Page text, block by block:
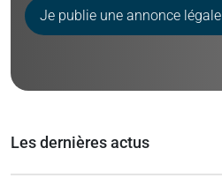
Je publie une annonce légale
Les dernières actus